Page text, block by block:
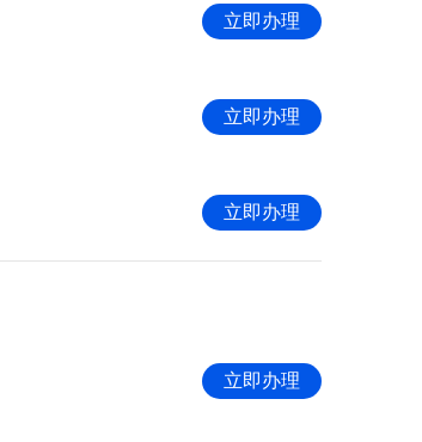
立即办理
立即办理
立即办理
立即办理